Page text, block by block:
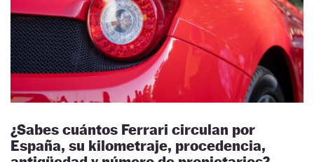
¿Sabes cuántos Ferrari circulan por
España, su kilometraje, procedencia,